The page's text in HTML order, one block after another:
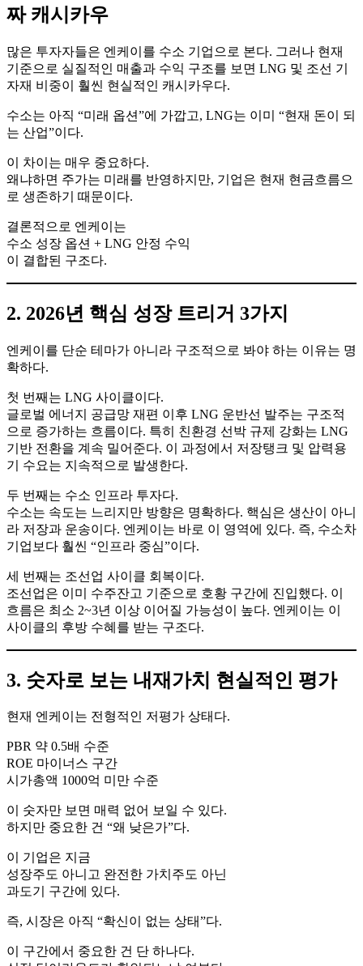
짜 캐시카우
많은 투자자들은 엔케이를 수소 기업으로 본다. 그러나 현재
기준으로 실질적인 매출과 수익 구조를 보면 LNG 및 조선 기
자재 비중이 훨씬 현실적인 캐시카우다.
수소는 아직 “미래 옵션”에 가깝고, LNG는 이미 “현재 돈이 되
는 산업”이다.
이 차이는 매우 중요하다.
왜냐하면 주가는 미래를 반영하지만, 기업은 현재 현금흐름으
로 생존하기 때문이다.
결론적으로 엔케이는
수소 성장 옵션 + LNG 안정 수익
이 결합된 구조다.
2. 2026년 핵심 성장 트리거 3가지
엔케이를 단순 테마가 아니라 구조적으로 봐야 하는 이유는 명
확하다.
첫 번째는 LNG 사이클이다.
글로벌 에너지 공급망 재편 이후 LNG 운반선 발주는 구조적
으로 증가하는 흐름이다. 특히 친환경 선박 규제 강화는 LNG
기반 전환을 계속 밀어준다. 이 과정에서 저장탱크 및 압력용
기 수요는 지속적으로 발생한다.
두 번째는 수소 인프라 투자다.
수소는 속도는 느리지만 방향은 명확하다. 핵심은 생산이 아니
라 저장과 운송이다. 엔케이는 바로 이 영역에 있다. 즉, 수소차
기업보다 훨씬 “인프라 중심”이다.
세 번째는 조선업 사이클 회복이다.
조선업은 이미 수주잔고 기준으로 호황 구간에 진입했다. 이
흐름은 최소 2~3년 이상 이어질 가능성이 높다. 엔케이는 이
사이클의 후방 수혜를 받는 구조다.
3. 숫자로 보는 내재가치 현실적인 평가
현재 엔케이는 전형적인 저평가 상태다.
PBR 약 0.5배 수준
ROE 마이너스 구간
시가총액 1000억 미만 수준
이 숫자만 보면 매력 없어 보일 수 있다.
하지만 중요한 건 “왜 낮은가”다.
이 기업은 지금
성장주도 아니고 완전한 가치주도 아닌
과도기 구간에 있다.
즉, 시장은 아직 “확신이 없는 상태”다.
이 구간에서 중요한 건 단 하나다.